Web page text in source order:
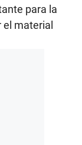
para la
el material